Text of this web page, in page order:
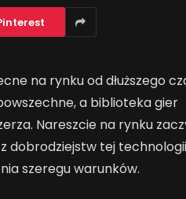
na rynku od dłuższego
a biblioteka gier
Nareszcie na rynku
dobrodziejstw tej
szeregu warunków.
Jak AI zmienia e-
commerce?